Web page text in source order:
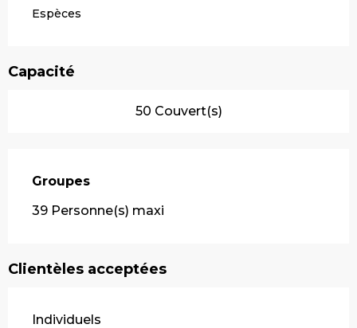
Espèces
Capacité
50 Couvert(s)
Groupes
Groupes
39 Personne(s) maxi
Clientèles acceptées
Individuels